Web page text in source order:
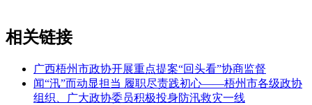
相关链接
广西梧州市政协开展重点提案“回头看”协商监督
闻“汛”而动显担当 履职尽责践初心——梧州市各级政协
组织、广大政协委员积极投身防汛救灾一线